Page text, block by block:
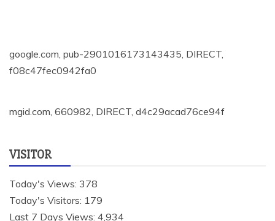
google.com, pub-2901016173143435, DIRECT,
f08c47fec0942fa0
mgid.com, 660982, DIRECT, d4c29acad76ce94f
VISITOR
Today's Views: 378
Today's Visitors: 179
Last 7 Days Views: 4,934